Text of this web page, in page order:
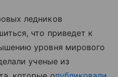
ледников
что приведет к
уровня мирового
ученые из